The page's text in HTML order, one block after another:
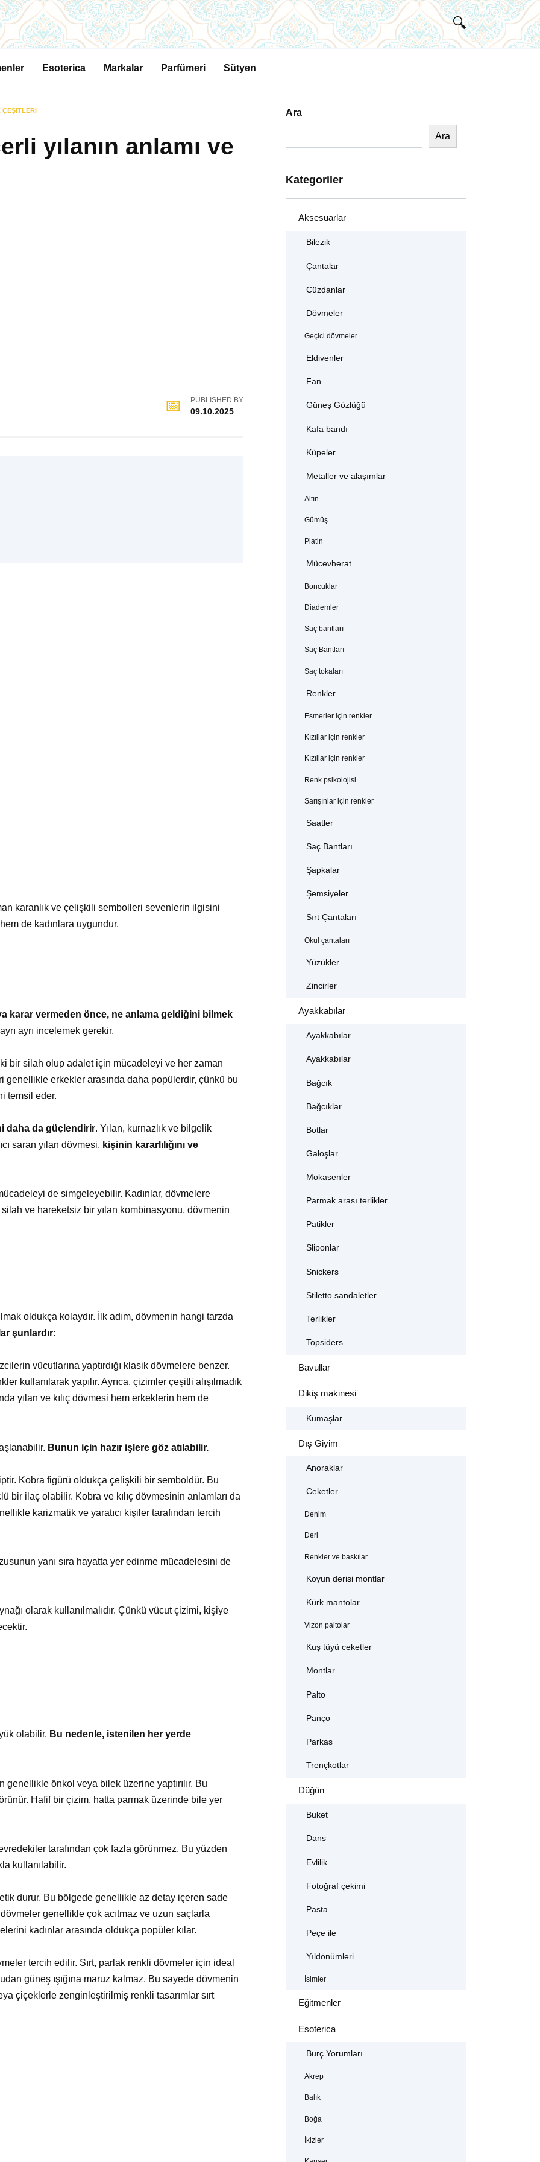
Esoterica Markalar Parfümeri Sütyen
ÇEŞITLERI
yılanın anlamı ve
PUBLISHED BY
09.10.2025
karanlık ve çelişkili sembolleri sevenlerin ilgisini
de kadınlara uygundur.
karar vermeden önce, ne anlama geldiğini bilmek
ayrı incelemek gerekir.
bir silah olup adalet için mücadeleyi ve her zaman
genellikle erkekler arasında daha popülerdir, çünkü bu
temsil eder.
daha da güçlendirir. Yılan, kurnazlık ve bilgelik
saran yılan dövmesi, kişinin kararlılığını ve
de simgeleyebilir. Kadınlar, dövmelere
ve hareketsiz bir yılan kombinasyonu, dövmenin
oldukça kolaydır. İlk adım, dövmenin hangi tarzda
şunlardır:
vücutlarına yaptırdığı klasik dövmelere benzer.
kullanılarak yapılır. Ayrıca, çizimler çeşitli alışılmadık
yılan ve kılıç dövmesi hem erkeklerin hem de
Bunun için hazır işlere göz atılabilir.
Kobra figürü oldukça çelişkili bir semboldür. Bu
bir ilaç olabilir. Kobra ve kılıç dövmesinin anlamları da
karizmatik ve yaratıcı kişiler tarafından tercih
yanı sıra hayatta yer edinme mücadelesini de
olarak kullanılmalıdır. Çünkü vücut çizimi, kişiye
olabilir. Bu nedenle, istenilen her yerde
genellikle önkol veya bilek üzerine yaptırılır. Bu
Hafif bir çizim, hatta parmak üzerinde bile yer
tarafından çok fazla görünmez. Bu yüzden
kullanılabilir.
durur. Bu bölgede genellikle az detay içeren sade
genellikle çok acıtmaz ve uzun saçlarla
kadınlar arasında oldukça popüler kılar.
tercih edilir. Sırt, parlak renkli dövmeler için ideal
güneş ışığına maruz kalmaz. Bu sayede dövmenin
çiçeklerle zenginleştirilmiş renkli tasarımlar sırt
Ara
Ara
Kategoriler
Aksesuarlar
Bilezik
Çantalar
Cüzdanlar
Dövmeler
Geçici dövmeler
Eldivenler
Fan
Güneş Gözlüğü
Kafa bandı
Küpeler
Metaller ve alaşımlar
Altın
Gümüş
Platin
Mücevherat
Boncuklar
Diademler
Saç bantları
Saç Bantları
Saç tokaları
Renkler
Esmerler için renkler
Kızıllar için renkler
Kızıllar için renkler
Renk psikolojisi
Sarışınlar için renkler
Saatler
Saç Bantları
Şapkalar
Şemsiyeler
Sırt Çantaları
Okul çantaları
Yüzükler
Zincirler
Ayakkabılar
Ayakkabılar
Ayakkabılar
Bağcık
Bağcıklar
Botlar
Galoşlar
Mokasenler
Parmak arası terlikler
Patikler
Sliponlar
Snickers
Stiletto sandaletler
Terlikler
Topsiders
Bavullar
Dikiş makinesi
Kumaşlar
Dış Giyim
Anoraklar
Ceketler
Denim
Deri
Renkler ve baskılar
Koyun derisi montlar
Kürk mantolar
Vizon paltolar
Kuş tüyü ceketler
Montlar
Palto
Panço
Parkas
Trençkotlar
Düğün
Buket
Dans
Evlilik
Fotoğraf çekimi
Pasta
Peçe ile
Yıldönümleri
İsimler
Eğitmenler
Esoterica
Burç Yorumları
Akrep
Balık
Boğa
İkizler